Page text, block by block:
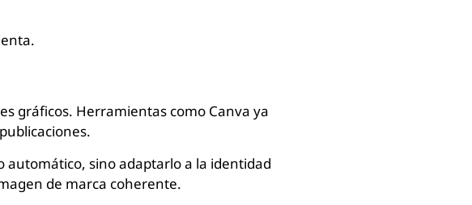
gráficos. Herramientas como Canva ya
sino adaptarlo a la identidad
de marca coherente.